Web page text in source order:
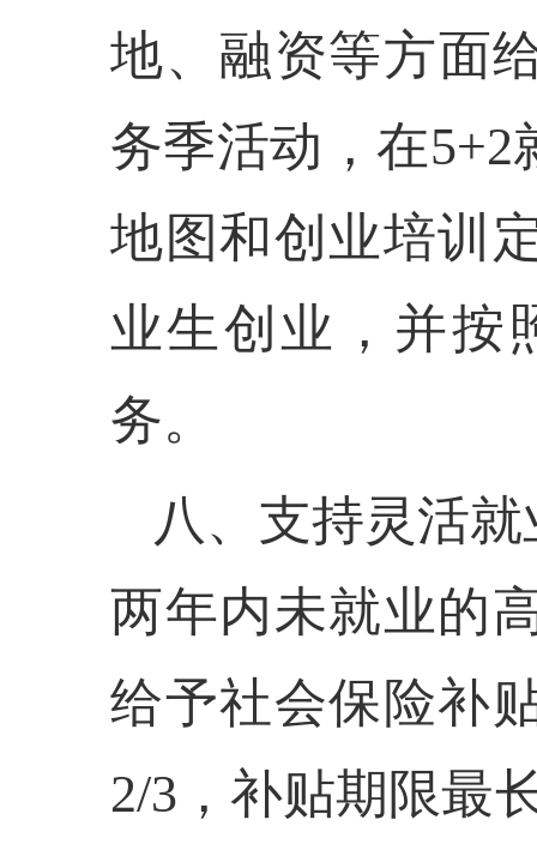
地、融资等方面
务季活动，在
地图和创业培训
业生创业，并按
务。
八、支持灵活
两年内未就业的
给予社会保险补
2/3，补贴期限最